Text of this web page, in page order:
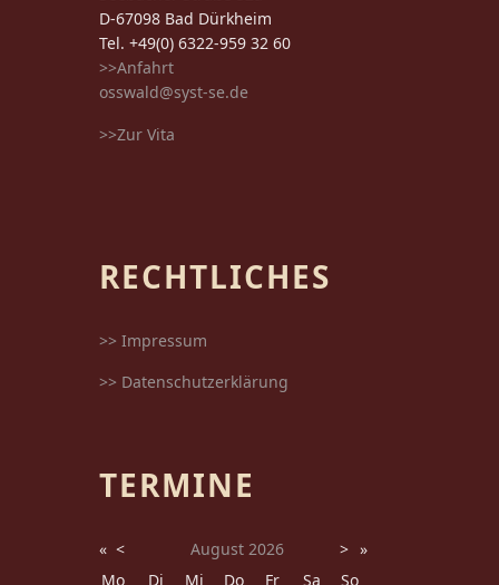
D-67098 Bad Dürkheim
Tel. +49(0) 6322-959 32 60
>>Anfahrt
osswald@syst-se.de
>>Zur Vita
RECHTLICHES
>> Impressum
>> Datenschutzerklärung
TERMINE
« < August 2026 > »
Mo
Di Mi Do Fr Sa So